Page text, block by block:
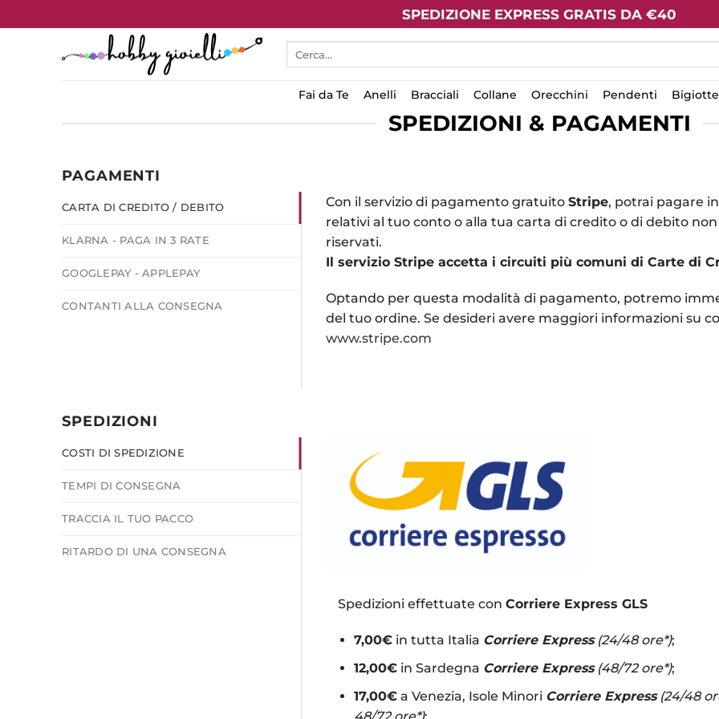
ai
SPEDIZIONE EXPRESS GRATIS DA €40
Fai da Te Anelli Bracciali Collane Orecchini Pendenti
SPEDIZIONI & PAGAMENTI
PAGAMENTI
CARTA DI CREDITO / DEBITO
KLARNA - PAGA IN 3 RATE
GOOGLEPAY - APPLEPAY
CONTANTI ALLA CONSEGNA
Con il servizio di pagamento gratuito Stripe, potrai pagare
relativi al tuo conto o alla tua carta di credito o di debito
riservati.
Il servizio Stripe accetta i circuiti più comuni di Carte di
Optando per questa modalità di pagamento, potremo
del tuo ordine. Se desideri avere maggiori informazioni su
www.stripe.com
SPEDIZIONI
COSTI DI SPEDIZIONE
TEMPI DI CONSEGNA
TRACCIA IL TUO PACCO
RITARDO DI UNA CONSEGNA
Spedizioni effettuate con Corriere Express GLS
7,00€ in tutta Italia Corriere Express(24/48 ore*);
12,00€ in Sardegna Corriere Express(48/72 ore*);
17,00€ a Venezia, Isole Minori Corriere Express(24/48
48/72 ore*);